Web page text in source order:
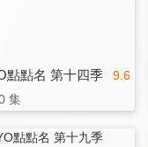
9.6
點點名 第十四季
集